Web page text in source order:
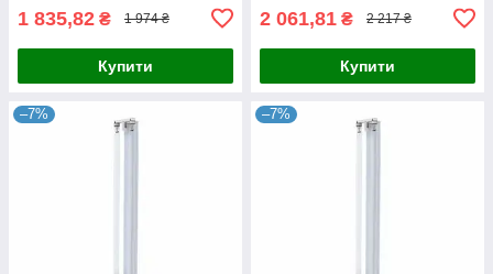
1 835,82 ₴ 1 974 ₴
Купити
2 061,81 ₴ 2 217 ₴
Купити
–7% –7%